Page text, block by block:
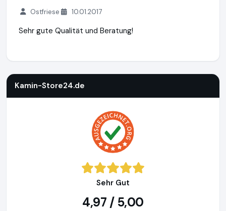
Ostfriese 10.01.2017
Sehr gute Qualität und Beratung!
Kamin-Store24.de
Sehr Gut
4,97 / 5,00